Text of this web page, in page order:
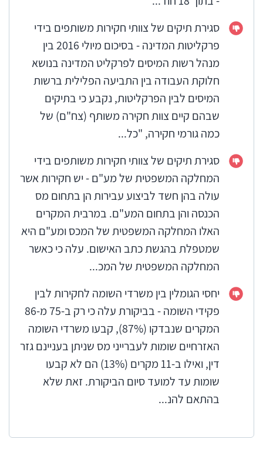
סגירת תיקים של צוותי חקירות משותפים בידי
פרקליטות המדינה - בסיכום מיולי 2016 בין
מנהל רשות המיסים לפרקליט המדינה בנושא
חלוקת העבודה בין התביעה הפלילית ברשות
המיסים לבין הפרקליטות, נקבע כי בתיקים
שבהם קיים צוות חקירה משותף (צח"ם) של
כמה גורמי חקירה, "כל...
סגירת תיקים של צוותי חקירות משותפים בידי
המחלקה המשפטית של מע"ם - יש חקירות אשר
עולה בהן חשד לביצוע עבירות הן בתחום מס
הכנסה והן בתחום המע"ם. במרבית המקרים
האלו המחלקה המשפטית של המכס ומע"ם היא
שמטפלת בהגשת כתב האישום. עלה כי כאשר
המחלקה המשפטית של המכ...
יחסי הגומלין בין משרדי השומה לחקירות לבין
פקידי השומה - בביקורת עלה כי רק ב-75 מ-86
המקרים שנבדקו (87%), קבעו משרדי השומה
האזרחיים שומות לעברייני מס שניתן בעניינם גזר
דין, ואילו ב-11 מקרים (13%) הם לא קבעו
שומות עד למועד סיום הביקורת. זאת שלא
בהתאם להנ...